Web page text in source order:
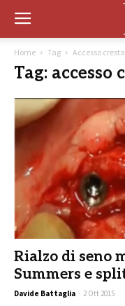
Home Tag Accesso
Tag: accesso
Rialzo di seno
Summers e
Davide Battaglia - 2 Ott 2015